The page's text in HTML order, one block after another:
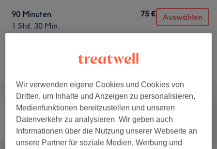
90 Minuten
1 Std. 30 Min.
75 € Auswählen
Nicht gefunden wonach du gesucht hast?
Haarentfernung Gesicht Massage
Wir verwenden eigene Cookies und Cookies von
Dritten, um Inhalte und Anzeigen zu personalisieren,
Medienfunktionen bereitzustellen und unseren
Datenverkehr zu analysieren. Wir geben auch
Informationen über die Nutzung unserer Webseite an
unsere Partner für soziale Medien, Werbung und